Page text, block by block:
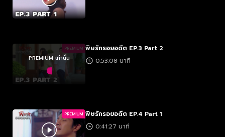
PREMIUM
PREMIUM เท่านั้น
พิษรักรอยอดีต EP.3 Part 2
0:53:08 นาที
PREMIUM พิษรักรอยอดีต EP.4 Part 1
0:41:27 นาที